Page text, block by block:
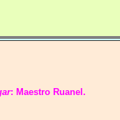
: Maestro Ruanel.